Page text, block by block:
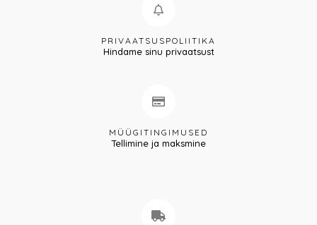
PRIVAATSUSPOLIITIKA
Hindame sinu privaatsust
MÜÜGITINGIMUSED
Tellimine ja maksmine